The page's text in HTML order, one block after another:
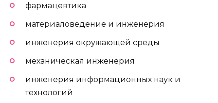
фармацевтика
материаловедение и инженерия
инженерия окружающей среды
механическая инженерия
инженерия информационных наук и
технологий